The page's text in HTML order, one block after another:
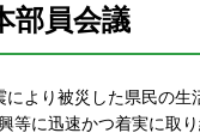
部員会議
により被災した県民の生
等に迅速かつ着実に取